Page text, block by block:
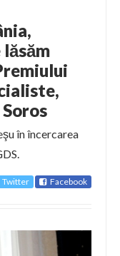
lăsăm
în încercarea
Twitter Facebook